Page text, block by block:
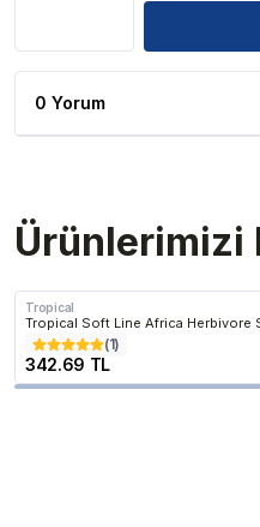
0 Yorum
Ürünlerimizi
Tropical
Tropical Soft Line Africa Herbivore
(1)
342.69 TL